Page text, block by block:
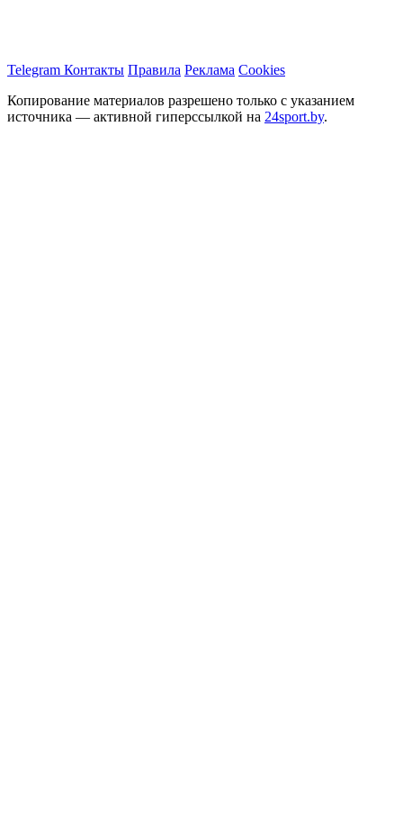
Telegram Контакты Правила Реклама Cookies
Копирование материалов разрешено только с указанием
источника — активной гиперссылкой на 24sport.by.